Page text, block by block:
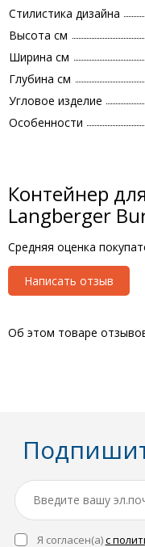
Стилистика дизайна
Высота см
Ширина см
Глубина см
Угловое изделие
Особенности
Контейнер
Langberger
Средняя оценка
Написать отзыв
Об этом товаре
Я согласен(a)с